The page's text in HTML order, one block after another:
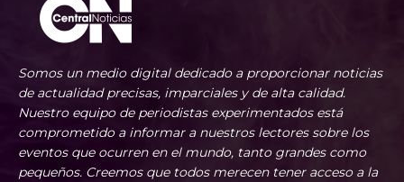
Somos un medio digital dedicado a proporcionar noticias
de actualidad precisas, imparciales y de alta calidad.
Nuestro equipo de periodistas experimentados está
comprometido a informar a nuestros lectores sobre los
eventos que ocurren en el mundo, tanto grandes como
pequeños. Creemos que todos merecen tener acceso a la